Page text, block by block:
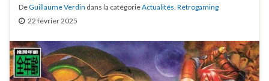
DeGuillaume Verdin dans la catégorieActualités, Retrogaming
22 février 2025